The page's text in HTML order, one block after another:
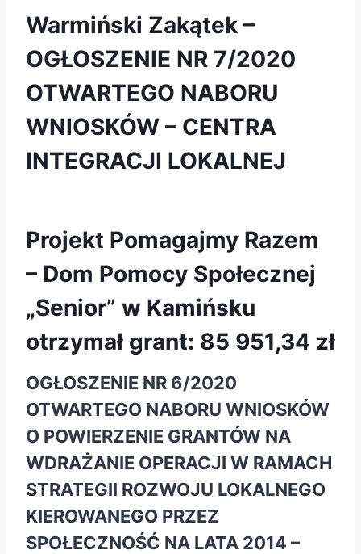
Warmiński Zakątek –
OGŁOSZENIE NR 7/2020
OTWARTEGO NABORU
WNIOSKÓW – CENTRA
INTEGRACJI LOKALNEJ
Projekt Pomagajmy Razem
– Dom Pomocy Społecznej
„Senior” w Kamińsku
otrzymał grant: 85 951,34 zł
OGŁOSZENIE NR 6/2020
OTWARTEGO NABORU WNIOSKÓW
O POWIERZENIE GRANTÓW NA
WDRAŻANIE OPERACJI W RAMACH
STRATEGII ROZWOJU LOKALNEGO
KIEROWANEGO PRZEZ
SPOŁECZNOŚĆ NA LATA 2014 –